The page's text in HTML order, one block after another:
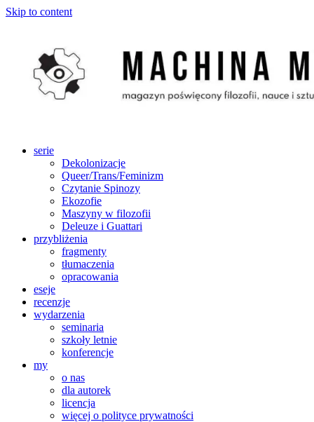
Skip to content
serie
Dekolonizacje
Queer/Trans/Feminizm
Czytanie Spinozy
Ekozofie
Maszyny w filozofii
Deleuze i Guattari
przybliżenia
fragmenty
tłumaczenia
opracowania
eseje
recenzje
wydarzenia
seminaria
szkoły letnie
konferencje
my
o nas
dla autorek
licencja
więcej o polityce prywatności